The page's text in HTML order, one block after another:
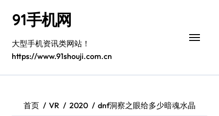
91手机网
大型手机资讯类网站！
https://www.91shouji.com.cn
首页 VR 2020 dnf洞察之眼给多少暗魂水晶